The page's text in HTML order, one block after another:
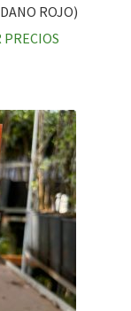
ROJO)
PRECIOS